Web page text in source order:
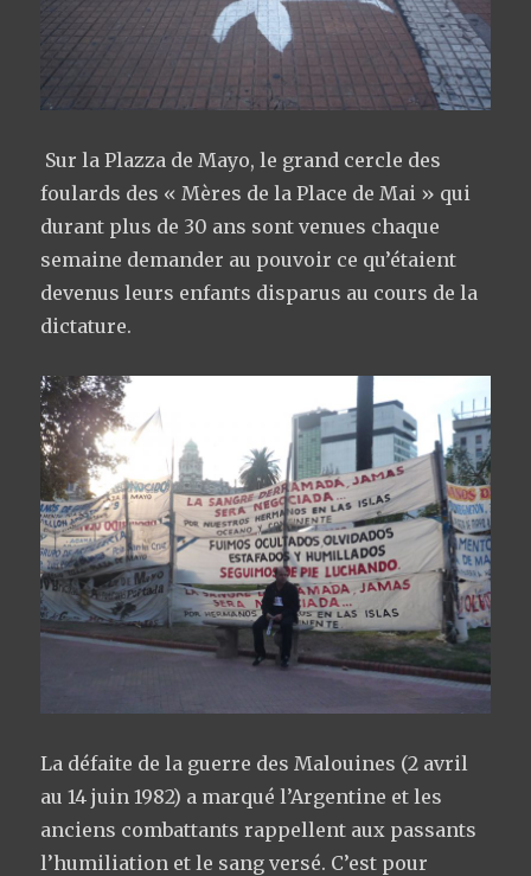
Sur la Plazza de Mayo, le grand cercle des
foulards des « Mères de la Place de Mai » qui
durant plus de 30 ans sont venues chaque
semaine demander au pouvoir ce qu’étaient
devenus leurs enfants disparus au cours de la
dictature.
La défaite de la guerre des Malouines (2 avril
au 14 juin 1982) a marqué l’Argentine et les
anciens combattants rappellent aux passants
l’humiliation et le sang versé. C’est pour